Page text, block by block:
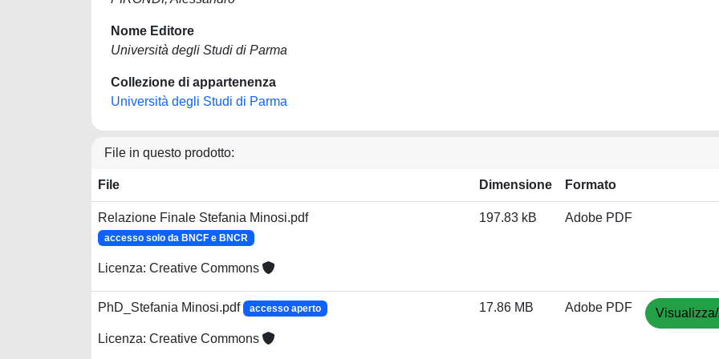
Nome Editore
Università degli Studi di Parma
Collezione di appartenenza
Università degli Studi di Parma
File in questo prodotto:
File Dimensione Formato
Relazione Finale Stefania Minosi.pdf
accesso solo da BNCF e BNCR
Licenza: Creative Commons
197.83 kB Adobe PDF
PhD_Stefania Minosi.pdf accesso aperto
Licenza: Creative Commons
17.86 MB Adobe PDF